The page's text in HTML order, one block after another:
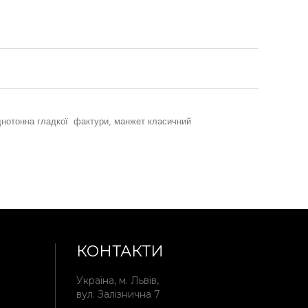
гладкої фактури, манжет класичний
КОНТАКТИ
Україна, м. Львів,
вул. Залізнична 7